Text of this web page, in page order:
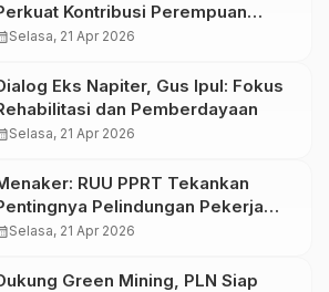
Kontribusi Perempuan
Srikandi Movement
Selasa, 21 Apr 2026
Eks Napiter, Gus Ipul: Fokus
dan Pemberdayaan
Selasa, 21 Apr 2026
RUU PPRT Tekankan
Pelindungan Pekerja
Tangga
Selasa, 21 Apr 2026
Green Mining, PLN Siap